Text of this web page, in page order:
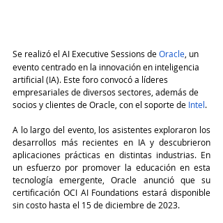
Se realizó el AI Executive Sessions de Oracle , un
evento centrado en la innovación en inteligencia
artificial (IA). Este foro convocó a líderes
empresariales de diversos sectores, además de
socios y clientes de Oracle, con el soporte de Intel.
A lo largo del evento, los asistentes exploraron los
desarrollos más recientes en IA y descubrieron
aplicaciones prácticas en distintas industrias. En
un esfuerzo por promover la educación en esta
tecnología emergente, Oracle anunció que su
certificación OCI AI Foundations estará disponible
sin costo hasta el 15 de diciembre de 2023.